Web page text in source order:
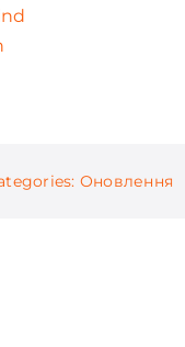
Оновлення